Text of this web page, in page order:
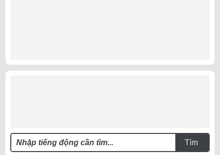
Tìm